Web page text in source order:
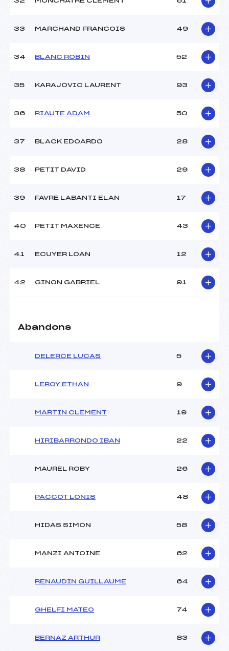
33 MARCHAND FRANCOIS 49
34 BLANC ROBIN 52
35 KARAJOVIC LAURENT 93
36 RIAUTE ADAM 50
37 BLACK EDOARDO 28
38 PETIT DAVID 29
39 FAVRE LABANTI ELAN 17
40 PETIT MAXENCE 43
41 ECUYER LOAN 12
42 GINON GABRIEL 91
Abandons
DELERCE LUCAS 5
LEROY ETHAN 9
MARTIN CLEMENT 19
HIRIBARRONDO IBAN 22
MAUREL ROBY 26
PACCOT LONIS 48
HIDAS SIMON 58
MANZI ANTOINE 62
RENAUDIN GUILLAUME 64
GHELFI MATEO 74
BERNAZ ARTHUR 83